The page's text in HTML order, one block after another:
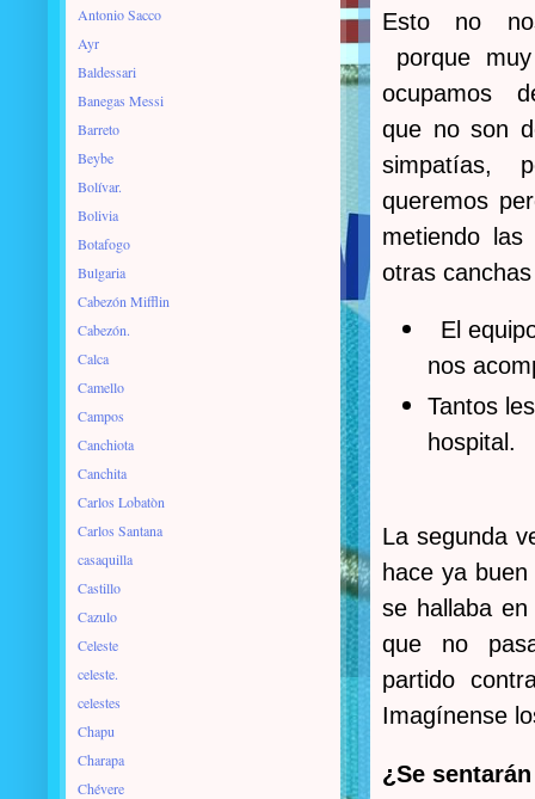
Esto no
porque
ocupamos
que no son
simpatías,
queremos
metiendo las
otras
El
nos
Tantos
hospital.
La segunda
hace ya
se hallaba
que no
partido
Imagínense
¿Se
Antonio Sacco
Ayr
Baldessari
Banegas Messi
Barreto
Beybe
Bolívar.
Bolivia
Botafogo
Bulgaria
Cabezón Mifflin
Cabezón.
Calca
Camello
Campos
Canchiota
Canchita
Carlos Lobatòn
Carlos Santana
casaquilla
Castillo
Cazulo
Celeste
celeste.
celestes
Chapu
Charapa
Chévere